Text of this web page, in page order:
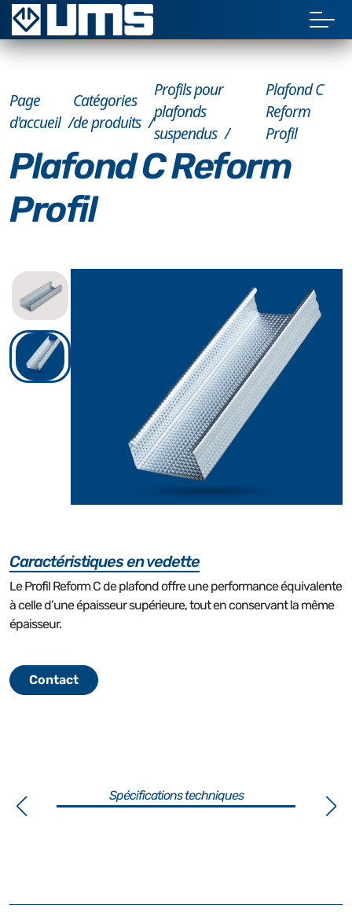
Page
d'accueil
Catégories
de produits
Profils pour
plafonds
suspendus
Plafond C
Reform
Profil
Plafond C Reform
Profil
Caractéristiques en vedette
Le Profil Reform C de plafond offre une performance équivalente
à celle d’une épaisseur supérieure, tout en conservant la même
épaisseur.
Contact
Spécifications techniques